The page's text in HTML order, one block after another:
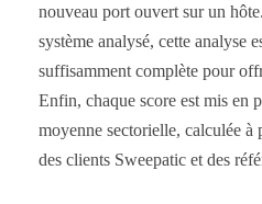
nouveau port ouvert sur un
système analysé, cette analyse
suffisamment complète pour
Enfin, chaque score est mis en
moyenne sectorielle, calculée à
des clients Sweepatic et des